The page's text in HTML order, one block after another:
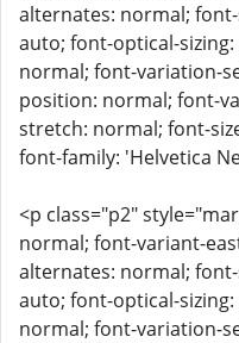
alternates: normal;
auto; font-optical-
normal; font-variation-
position: normal; font-
stretch: normal; font-
font-family: 'Helvetica
<p class="p2"
normal; font-variant-
alternates: normal;
auto; font-optical-
normal; font-variation-